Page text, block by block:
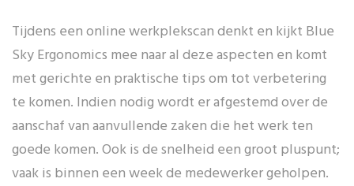
Tijdens een online werkplekscan denkt en kijkt Blue
Sky Ergonomics mee naar al deze aspecten en komt
met gerichte en praktische tips om tot verbetering
te komen. Indien nodig wordt er afgestemd over de
aanschaf van aanvullende zaken die het werk ten
goede komen. Ook is de snelheid een groot pluspunt;
vaak is binnen een week de medewerker geholpen.